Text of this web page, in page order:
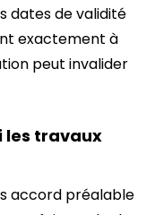
dates de validité
exactement à
peut invalider
les travaux
accord préalable